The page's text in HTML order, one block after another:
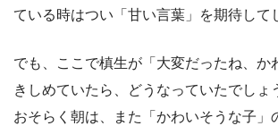
ている時はつい「甘い言葉」を期待して
でも、ここで槙生が「大変だったね、か
きしめていたら、どうなっていたでしょ
おそらく朝は、また「かわいそうな子」